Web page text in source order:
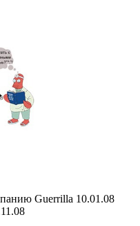
Guerrilla 10.01.08